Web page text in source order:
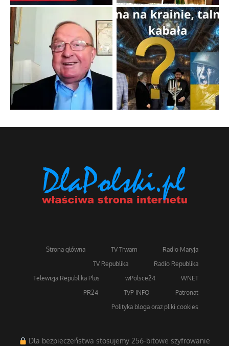
Strona główna TV Trwam
Radio Maryja
TV Republika
Radio Republika
Telewizja Republika Plus
wPolsce24
WNET
PR24
TVP INFO
Patronat
Polityka bloga oraz pliki cookies
Dla bezpieczeństwa stosujemy 256-bitowe szyfrowanie